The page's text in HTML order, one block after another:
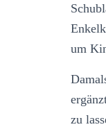
um
zu